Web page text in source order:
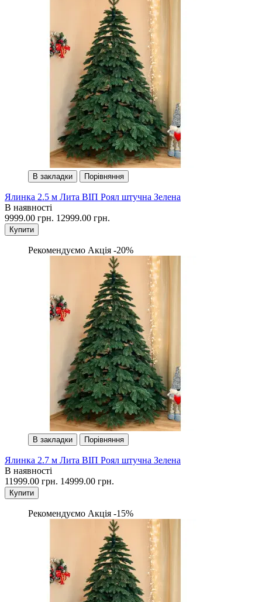
В закладки Порівняння
Ялинка 2.5 м Лита ВІП Роял штучна Зелена
В наявності
9999.00 грн. 12999.00 грн.
Купити
Рекомендуємо Акція -20%
В закладки Порівняння
Ялинка 2.7 м Лита ВІП Роял штучна Зелена
В наявності
11999.00 грн. 14999.00 грн.
Купити
Рекомендуємо Акція -15%